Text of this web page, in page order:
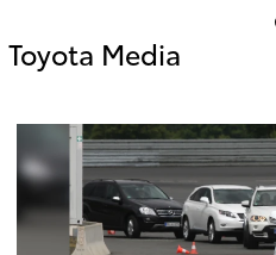
Toyota Media